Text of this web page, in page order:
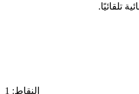
تلقائيًا.
النقاط: 1